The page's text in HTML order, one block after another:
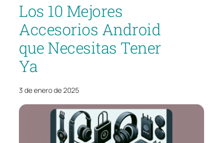
Los 10 Mejores
Accesorios Android
que Necesitas Tener
Ya
3 de enero de 2025